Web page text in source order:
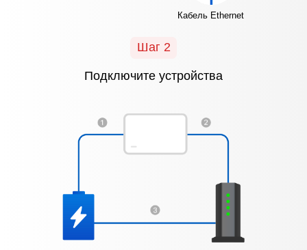
Кабель Ethernet
Шаг 2
Подключите устройства